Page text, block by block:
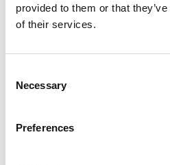
provided to them or that
of their services.
Selection
Necessary
Preferences
Galerie MøllerWitt har siden sin
været fokuseret på dansk og
galleriet årligt 6-8 udstillinger i
Larsen, Søren Lose, Søren
7 opslag